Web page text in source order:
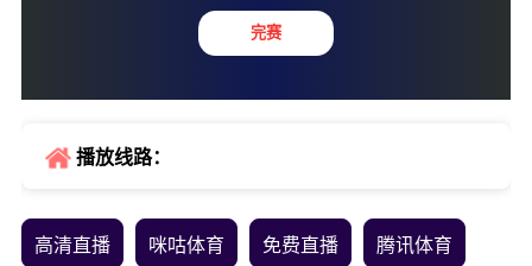
吉尔吉斯斯坦 :
完赛
播放线路：
高清直播 咪咕体育 免费直播 腾讯体育